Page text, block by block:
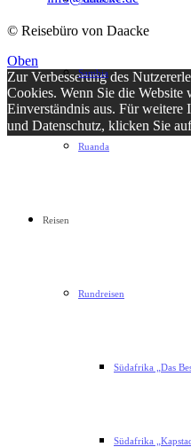
Sambia
Ruanda
Reisen
Rundreisen
Südafrika „Das
Südafrika
© Reisebüro von Daacke
Oben
Zur Verbesserung des
Cookies. Wenn Sie die
Einverständnis aus. Für
und Datenschutz, klicken Sie